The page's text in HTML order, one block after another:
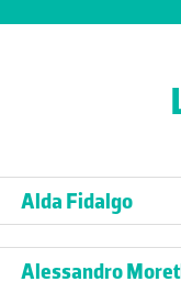
Alda Fidalgo
Alessandro